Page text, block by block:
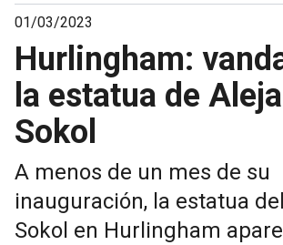
01/03/2023
Hurlingham:
la estatua de
Sokol
A menos de un mes de su
inauguración, la estatua
Sokol en Hurlingham